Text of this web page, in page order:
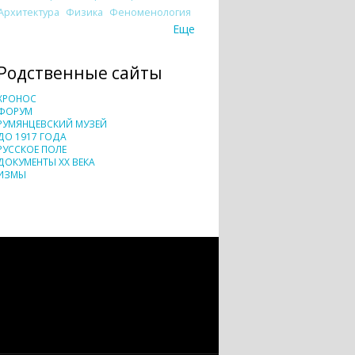
Физика Феноменология
Еще
сайты
МУЗЕЙ
1917 ГОДА
ПОЛЕ
XX ВЕКА